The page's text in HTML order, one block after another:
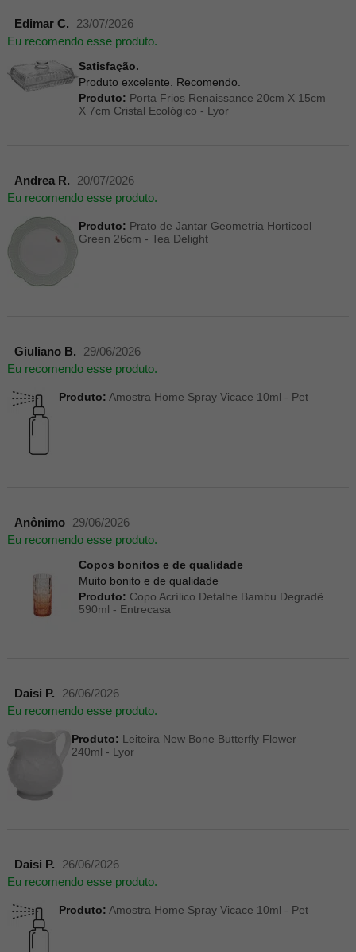
Edimar C.
23/07/2026
Eu recomendo esse produto.
Satisfação.
Produto excelente. Recomendo.
Produto: Porta Frios Renaissance 20cm X 15cm
X 7cm Cristal Ecológico - Lyor
Andrea R.
20/07/2026
Eu recomendo esse produto.
Produto: Prato de Jantar Geometria Horticool
Green 26cm - Tea Delight
Giuliano B.
29/06/2026
Eu recomendo esse produto.
Produto: Amostra Home Spray Vicace 10ml - Pet
Anônimo
29/06/2026
Eu recomendo esse produto.
Copos bonitos e de qualidade
Muito bonito e de qualidade
Produto: Copo Acrílico Detalhe Bambu Degradê
590ml - Entrecasa
Daisi P.
26/06/2026
Eu recomendo esse produto.
Produto: Leiteira New Bone Butterfly Flower
240ml - Lyor
Daisi P.
26/06/2026
Eu recomendo esse produto.
Produto: Amostra Home Spray Vicace 10ml - Pet